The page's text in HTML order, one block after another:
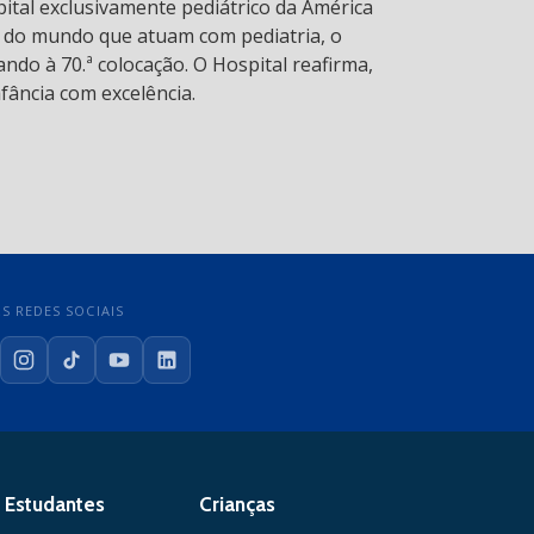
exclusivamente pediátrico da América
mundo que atuam com pediatria, o
à 70.ª colocação. O Hospital reafirma,
com excelência.
REDES SOCIAIS
Instagram
TikTokYouTubeLinkedIn
Estudantes Crianças